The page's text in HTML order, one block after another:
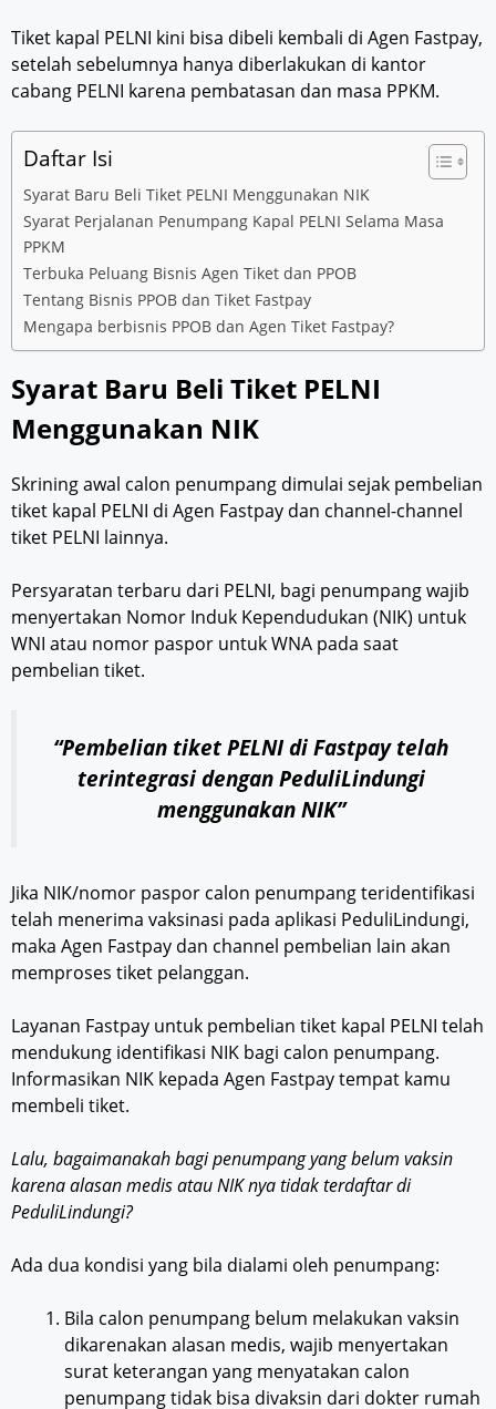
Tiket kapal PELNI kini bisa dibeli kembali di Agen Fastpay,
setelah sebelumnya hanya diberlakukan di kantor
cabang PELNI karena pembatasan dan masa PPKM.
Daftar Isi
Syarat Baru Beli Tiket PELNI Menggunakan NIK
Syarat Perjalanan Penumpang Kapal PELNI Selama Masa
PPKM
Terbuka Peluang Bisnis Agen Tiket dan PPOB
Tentang Bisnis PPOB dan Tiket Fastpay
Mengapa berbisnis PPOB dan Agen Tiket Fastpay?
Syarat Baru Beli Tiket PELNI
Menggunakan NIK
Skrining awal calon penumpang dimulai sejak pembelian
tiket kapal PELNI di Agen Fastpay dan channel-channel
tiket PELNI lainnya.
Persyaratan terbaru dari PELNI, bagi penumpang wajib
menyertakan Nomor Induk Kependudukan (NIK) untuk
WNI atau nomor paspor untuk WNA pada saat
pembelian tiket.
“Pembelian tiket PELNI di Fastpay telah
terintegrasi dengan PeduliLindungi
menggunakan NIK”
Jika NIK/nomor paspor calon penumpang teridentifikasi
telah menerima vaksinasi pada aplikasi PeduliLindungi,
maka Agen Fastpay dan channel pembelian lain akan
memproses tiket pelanggan.
Layanan Fastpay untuk pembelian tiket kapal PELNI telah
mendukung identifikasi NIK bagi calon penumpang.
Informasikan NIK kepada Agen Fastpay tempat kamu
membeli tiket.
Lalu, bagaimanakah bagi penumpang yang belum vaksin
karena alasan medis atau NIK nya tidak terdaftar di
PeduliLindungi?
Ada dua kondisi yang bila dialami oleh penumpang:
Bila calon penumpang belum melakukan vaksin
dikarenakan alasan medis, wajib menyertakan
surat keterangan yang menyatakan calon
penumpang tidak bisa divaksin dari dokter rumah